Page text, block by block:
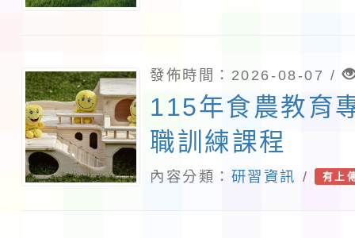
發佈時間：2026-08-07 /
115年食農教育
職訓練課程
內容分類： 研習資訊 / 有上